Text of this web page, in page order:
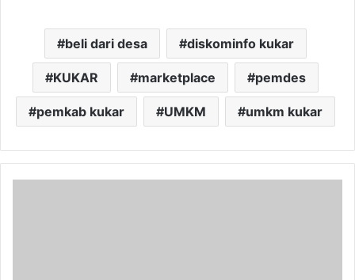
beli dari desa diskominfo kukar
KUKAR marketplace pemdes
pemkab kukar UMKM umkm kukar